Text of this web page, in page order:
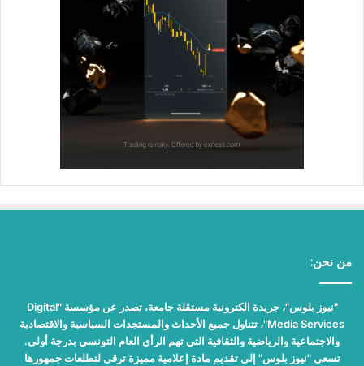
من نحن:
"نيوز بلوس"، جريدة الكترونية مستقلة جامعة، تصدر عن مؤسسة "Digital
Media Services"، تتناول جميع الأحداث والمستجدات السياسية والاقتصادية
والاجتماعية والرياضية والثقافية التي تهم الرأي العام التونسي بدرجة أولى.
تسعى "نيوز بلوس" إلى تقديم مادة إعلامية مميزة ترقى لتطلعات جمهورها